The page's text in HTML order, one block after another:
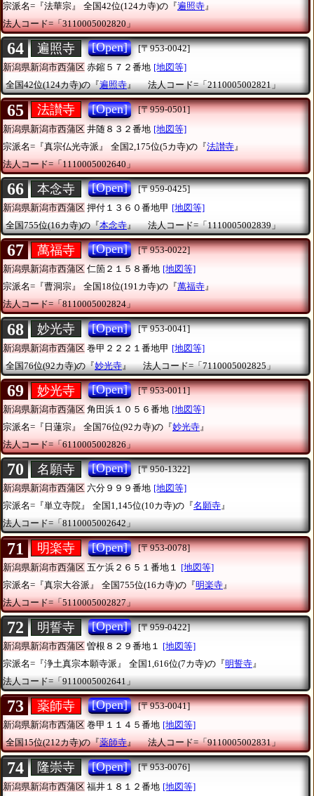
宗派名=『法華宗』
全国42位(124カ寺)の『遍照寺』
法人コード=「3110005002820」
64 遍照寺 [Open]
[〒953-0042]
新潟県新潟市西蒲区 赤鏥５７２番地 [地図等]
全国42位(124カ寺)の『遍照寺』 法人コード=「2110005002821」
65 法讃寺 [Open]
[〒959-0501]
新潟県新潟市西蒲区 井随８３２番地 [地図等]
宗派名=『真宗仏光寺派』
全国2,175位(5カ寺)の『法讃寺 』
法人コード=「1110005002640」
66 本念寺 [Open]
[〒959-0425]
新潟県新潟市西蒲区 押付１３６０番地甲 [地図等]
全国755位(16カ寺)の『本念寺』 法人コード=「1110005002839」
67 萬福寺 [Open]
[〒953-0022]
新潟県新潟市西蒲区 仁箇２１５８番地 [地図等]
宗派名=『曹洞宗』
全国18位(191カ寺)の『萬福寺』
法人コード=「8110005002824」
68 妙光寺 [Open]
[〒953-0041]
新潟県新潟市西蒲区 巻甲２２２１番地甲 [地図等]
全国76位(92カ寺)の『妙光寺』 法人コード=「7110005002825」
69 妙光寺 [Open]
[〒953-0011]
新潟県新潟市西蒲区 角田浜１０５６番地 [地図等]
宗派名=『日蓮宗』
全国76位(92カ寺)の『妙光寺』
法人コード=「6110005002826」
70 名願寺 [Open]
[〒950-1322]
新潟県新潟市西蒲区 六分９９９番地 [地図等]
宗派名=『単立寺院』
全国1,145位(10カ寺)の『名願寺』
法人コード=「8110005002642」
71 明楽寺 [Open]
[〒953-0078]
新潟県新潟市西蒲区 五ケ浜２６５１番地１
[地図等]
宗派名=『真宗大谷派』
全国755位(16カ寺)の『明楽寺 』
法人コード=「5110005002827」
72 明誓寺 [Open]
[〒959-0422]
新潟県新潟市西蒲区 曽根８２９番地１ [地図等]
宗派名=『浄土真宗本願寺派』
全国1,616位(7カ寺)の『明誓寺』
法人コード=「9110005002641」
73 薬師寺 [Open]
[〒953-0041]
新潟県新潟市西蒲区 巻甲１１４５番地 [地図等]
全国15位(212カ寺)の『薬師寺』 法人コード=「9110005002831」
74 隆崇寺 [Open]
[〒953-0076]
新潟県新潟市西蒲区 福井１８１２番地 [地図等]